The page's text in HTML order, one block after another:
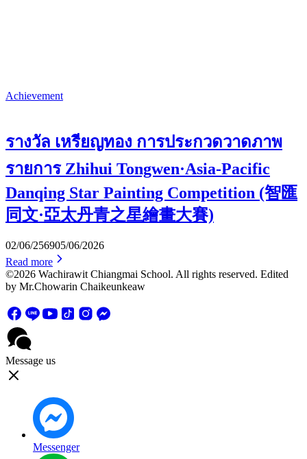
Achievement
รางวัล เหรียญทอง การประกวดวาดภาพ
รายการ Zhihui Tongwen·Asia-Pacific
Danqing Star Painting Competition (智匯
同文·亞太丹青之星繪畫大賽)
02/06/256905/06/2026
Read more
©2026 Wachirawit Chiangmai School. All rights reserved. Edited
by Mr.Chowarin Chaikeunkeaw
Message us
Messenger